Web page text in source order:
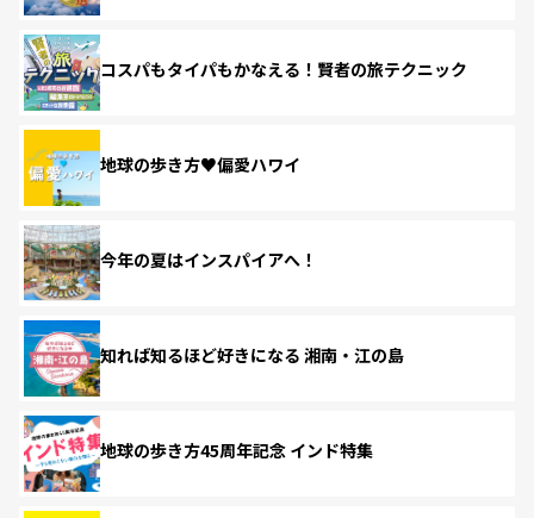
コスパもタイパもかなえる！賢者の旅テクニック
地球の歩き方♥偏愛ハワイ
今年の夏はインスパイアへ！
知れば知るほど好きになる 湘南・江の島
地球の歩き方45周年記念 インド特集